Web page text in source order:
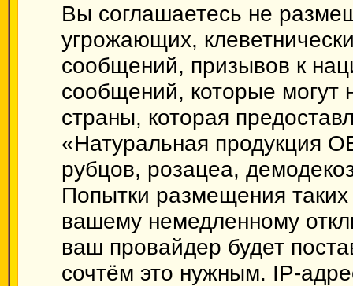
Вы соглашаетесь не
угрожающих,
сообщений, призывов к
сообщений, которые
страны, которая
«Натуральная продукция
рубцов, розацеа,
Попытки размещения
вашему немедленному
ваш провайдер будет
сочтём это нужным. IP-